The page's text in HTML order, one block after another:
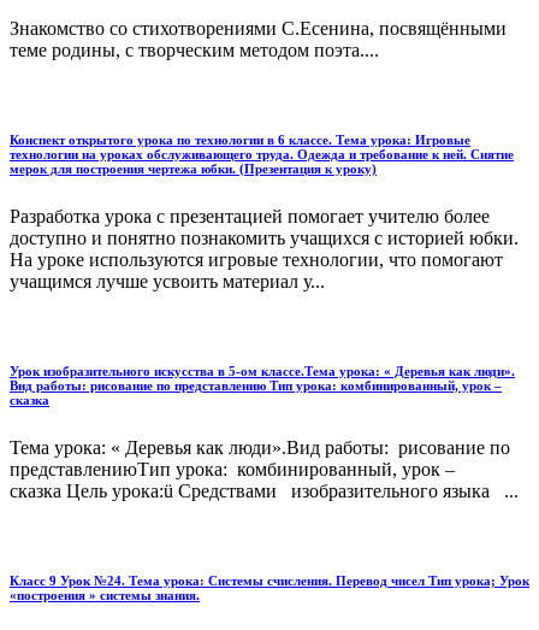
Знакомство со стихотворениями С.Есенина, посвящёнными
теме родины, с творческим методом поэта....
Конспект открытого урока по технологии в 6 классе. Тема урока: Игровые
технологии на уроках обслуживающего труда. Одежда и требование к ней. Снятие
мерок для построения чертежа юбки. (Презентация к уроку)
Разработка урока с презентацией помогает учителю более
доступно и понятно познакомить учащихся с историей юбки.
На уроке используются игровые технологии, что помогают
учащимся лучше усвоить материал у...
Урок изобразительного искусства в 5-ом классе.Тема урока: « Деревья как люди».
Вид работы: рисование по представлению Тип урока: комбинированный, урок –
сказка
Тема урока: « Деревья как люди».Вид работы: рисование по
представлениюТип урока: комбинированный, урок –
сказка Цель урока:ü Средствами изобразительного языка ...
Класс 9 Урок №24. Тема урока: Системы счисления. Перевод чисел Тип урока; Урок
«построения » системы знания.